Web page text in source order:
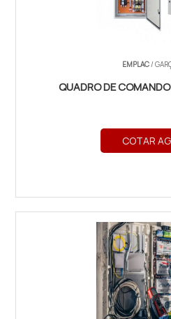
EMPLAC/
QUADRO DE
COTAR